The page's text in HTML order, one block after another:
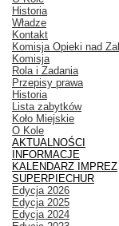
Historia
Władze
Kontakt
Komisja Opieki nad
Komisja
Rola i Zadania
Przepisy prawa
Historia
Lista zabytków
Koło Miejskie
O Kole
AKTUALNOŚCI
INFORMACJE
KALENDARZ IMPREZ
SUPERPIECHUR
Edycja 2026
Edycja 2025
Edycja 2024